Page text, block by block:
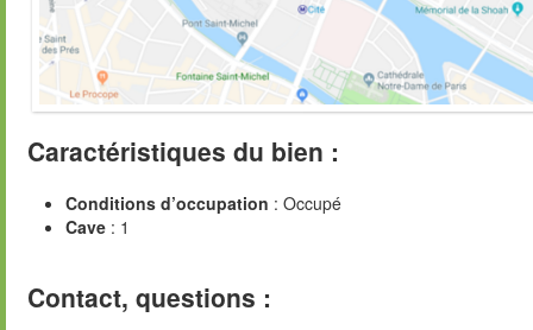
Caractéristiques du bien :
Conditions d’occupation : Occupé
Cave : 1
Contact, questions :